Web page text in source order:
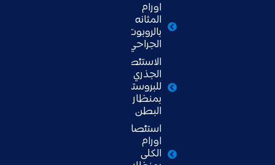
اورام
المثانه
بالروبوت
الجراحي
الاستئصال
الجذري
للبروستاتا
بمنظار
البطن
استئصال
اورام
الكلى